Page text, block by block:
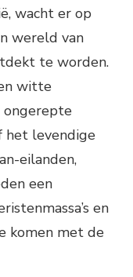
wacht er op
wereld van
te worden.
witte
ongerepte
het levendige
eilanden,
een
en
komen met de